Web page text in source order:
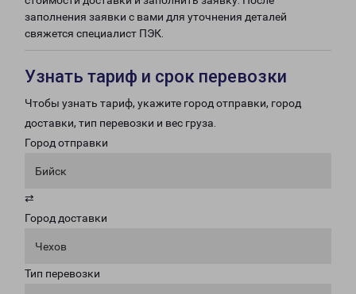
заполнения заявки с вами для уточнения деталей
свяжется специалист ПЭК.
Узнать тариф и срок перевозки
Чтобы узнать тариф, укажите город отправки, город
доставки, тип перевозки и вес груза.
Город отправки
Бийск
⇄
Город доставки
Чехов
Тип перевозки